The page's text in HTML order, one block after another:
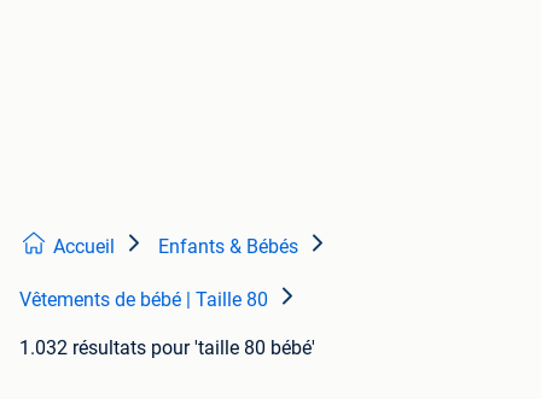
Accueil Enfants & Bébés
Vêtements de bébé | Taille 80
1.032 résultats pour 'taille 80 bébé'